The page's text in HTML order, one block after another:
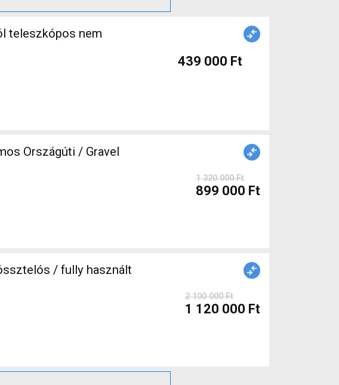
439 000 Ft
Országúti / Gravel
1 320 000 Ft
899 000 Ft
2 100 000 Ft
1 120 000 Ft